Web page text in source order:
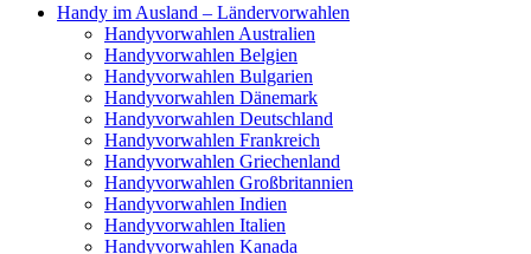
Handy im Ausland – Ländervorwahlen
Handyvorwahlen Australien
Handyvorwahlen Belgien
Handyvorwahlen Bulgarien
Handyvorwahlen Dänemark
Handyvorwahlen Deutschland
Handyvorwahlen Frankreich
Handyvorwahlen Griechenland
Handyvorwahlen Großbritannien
Handyvorwahlen Indien
Handyvorwahlen Italien
Handyvorwahlen Kanada